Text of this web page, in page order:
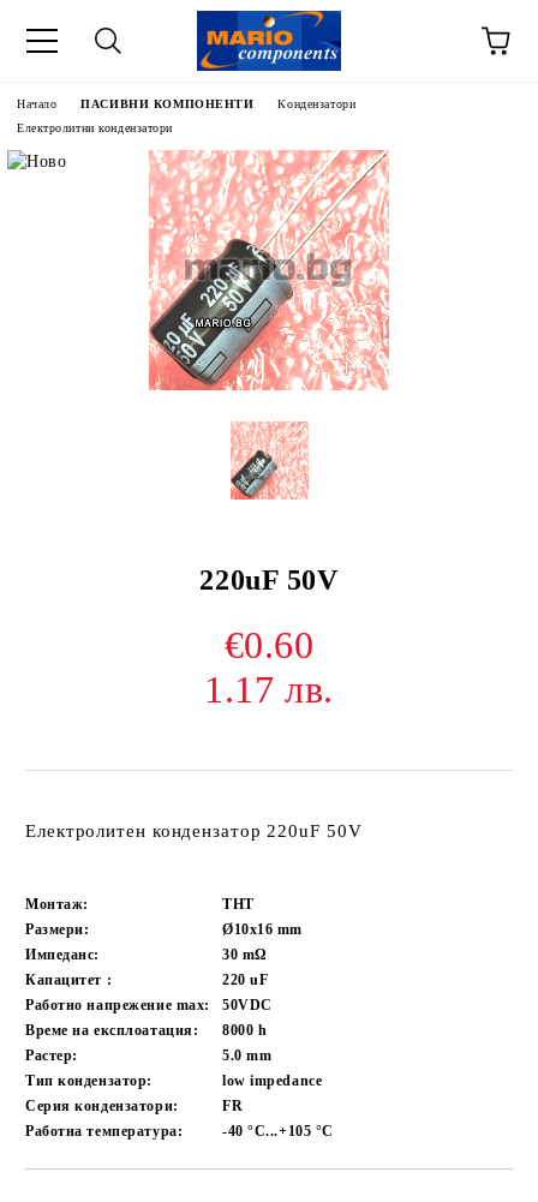
Начало ПАСИВНИ КОМПОНЕНТИ
Кондензатори
Електролитни кондензатори
220uF 50V
€0.60
1.17 лв.
Електролитен кондензатор 220uF 50V
Монтаж:
THT
Размери:
Ø10x16 mm
Импеданс:
30 mΩ
Капацитет :
220uF
Работно напрежение max:
50VDC
Време на експлоатация:
8000 h
Растер:
5.0mm
Тип кондензатор:
low impedance
Серия кондензатори:
FR
Работна температура:
-40 °C...+105 °C